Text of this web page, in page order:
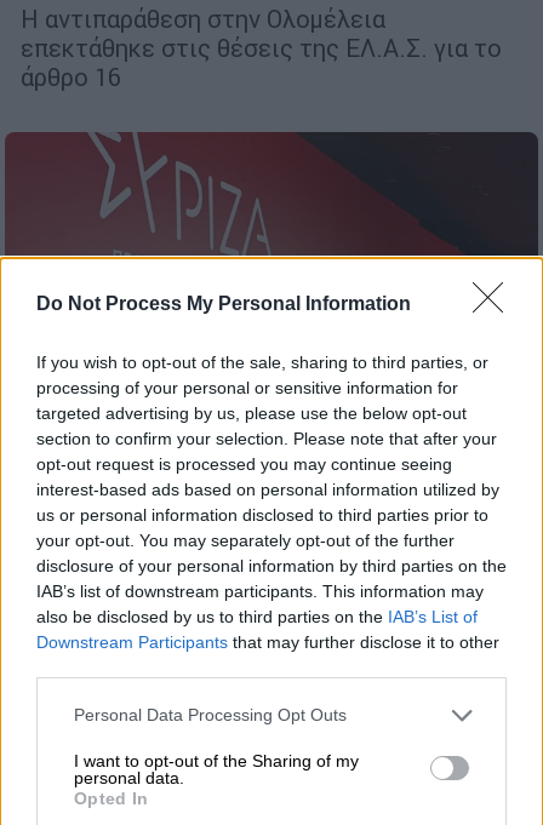
Do Not Process My Personal Information
If you wish to opt-out of the sale, sharing to third parties, or
processing of your personal or sensitive information for
targeted advertising by us, please use the below opt-out
section to confirm your selection. Please note that after your
opt-out request is processed you may continue seeing
interest-based ads based on personal information utilized by
us or personal information disclosed to third parties prior to
your opt-out. You may separately opt-out of the further
disclosure of your personal information by third parties on the
IAB’s list of downstream participants. This information may
also be disclosed by us to third parties on the IAB’s List of
Downstream Participants that may further disclose it to other
Please note that this website/app uses one or more Google
not limited to your visit or usage behaviour. You may click to
grant or deny consent to Google and its third-party tags to
use your data for below specified purposes in below Google
Personal Data Processing Opt Outs
I want to opt-out of the Sharing of my
personal data.
Opted In
Η αντιπαράθεση στην Ολομέλεια
επεκτάθηκε στις θέσεις της ΕΛ.Α.Σ. για το
άρθρο 16
Πολιτική|21.07.2026 09:30
Αλλάζει γραμμή απέναντι στον Τσίπρα ο
ΣΥΡΙΖΑ – Το Άρθρο 16 ανοίγει και
επίσημα τον κύκλο της αντιπαράθεσης
ανεξαρτητοποιήσεις στις προγραμματικές
διαφορές, με αιχμή τα ιδιωτικά
πανεπιστήμια και φόντο τη μάχη για το
κοινό εκλογικό ακροατήριο